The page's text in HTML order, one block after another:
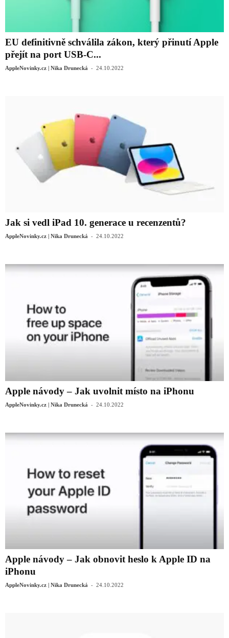
EU definitivně schválila zákon, který přinutí Apple
přejít na port USB-C...
AppleNovinky.cz | Nika Drunecká - 24.10.2022
Jak si vedl iPad 10. generace u recenzentů?
AppleNovinky.cz | Nika Drunecká - 24.10.2022
Apple návody – Jak uvolnit místo na iPhonu
AppleNovinky.cz | Nika Drunecká - 24.10.2022
Apple návody – Jak obnovit heslo k Apple ID na
iPhonu
AppleNovinky.cz | Nika Drunecká - 24.10.2022